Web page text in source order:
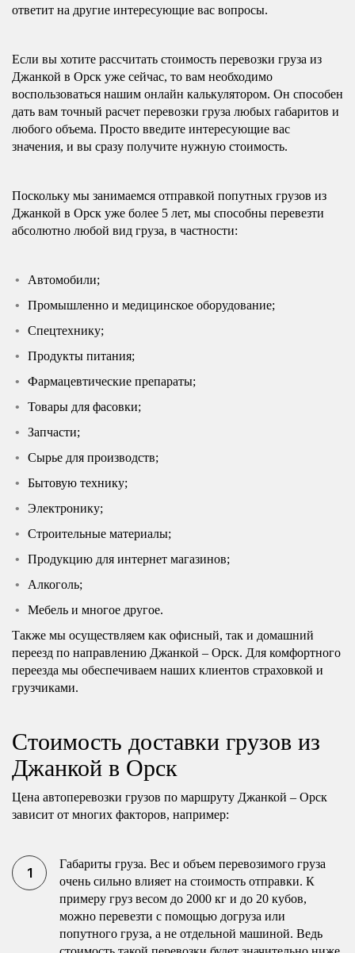
ответит на другие интересующие вас вопросы.
Если вы хотите рассчитать стоимость перевозки груза из
Джанкой в Орск уже сейчас, то вам необходимо
воспользоваться нашим онлайн калькулятором. Он способен
дать вам точный расчет перевозки груза любых габаритов и
любого объема. Просто введите интересующие вас
значения, и вы сразу получите нужную стоимость.
Поскольку мы занимаемся отправкой попутных грузов из
Джанкой в Орск уже более 5 лет, мы способны перевезти
абсолютно любой вид груза, в частности:
Автомобили;
Промышленно и медицинское оборудование;
Спецтехнику;
Продукты питания;
Фармацевтические препараты;
Товары для фасовки;
Запчасти;
Сырье для производств;
Бытовую технику;
Электронику;
Строительные материалы;
Продукцию для интернет магазинов;
Алкоголь;
Мебель и многое другое.
Также мы осуществляем как офисный, так и домашний
переезд по направлению Джанкой – Орск. Для комфортного
переезда мы обеспечиваем наших клиентов страховкой и
грузчиками.
Стоимость доставки грузов из
Джанкой в Орск
Цена автоперевозки грузов по маршруту Джанкой – Орск
зависит от многих факторов, например:
Габариты груза. Вес и объем перевозимого груза
очень сильно влияет на стоимость отправки. К
примеру груз весом до 2000 кг и до 20 кубов,
можно перевезти с помощью догруза или
попутного груза, а не отдельной машиной. Ведь